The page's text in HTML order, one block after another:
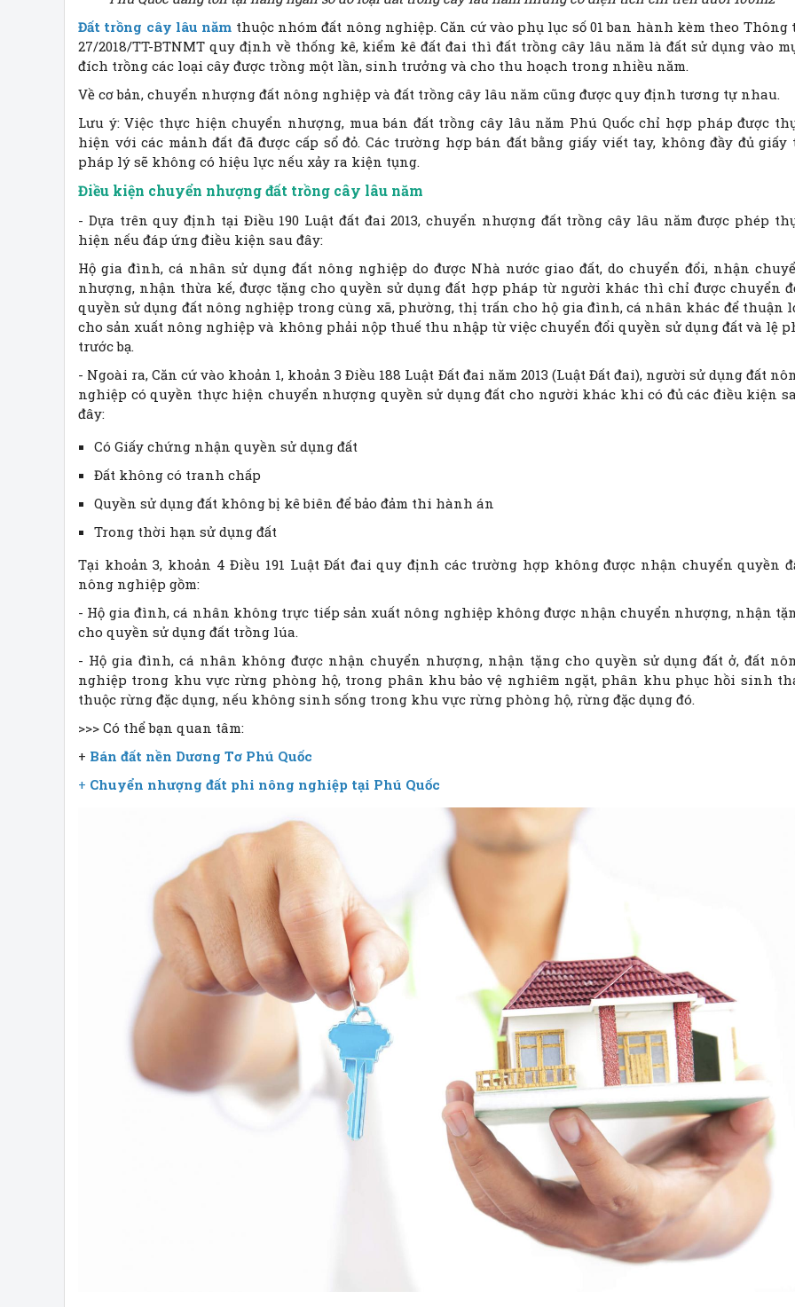
Đất trồng cây lâu năm thuộc nhóm đất nông nghiệp. Căn cứ vào phụ lục số 01 ban hành kèm theo Thông
27/2018/TT-BTNMT quy định về thống kê, kiểm kê đất đai thì đất trồng cây lâu năm là đất sử dụng vào
đích trồng các loại cây được trồng một lần, sinh trưởng và cho thu hoạch trong nhiều năm.
Về cơ bản, chuyển nhượng đất nông nghiệp và đất trồng cây lâu năm cũng được quy định tương tự nhau.
Lưu ý: Việc thực hiện chuyển nhượng, mua bán đất trồng cây lâu năm Phú Quốc chỉ hợp pháp được
hiện với các mảnh đất đã được cấp sổ đỏ. Các trường hợp bán đất bằng giấy viết tay, không đầy đủ giấy
pháp lý sẽ không có hiệu lực nếu xảy ra kiện tụng.
Điều kiện chuyển nhượng đất trồng cây lâu năm
- Dựa trên quy định tại Điều 190 Luật đất đai 2013, chuyển nhượng đất trồng cây lâu năm được phép
hiện nếu đáp ứng điều kiện sau đây:
Hộ gia đình, cá nhân sử dụng đất nông nghiệp do được Nhà nước giao đất, do chuyển đổi, nhận
nhượng, nhận thừa kế, được tặng cho quyền sử dụng đất hợp pháp từ người khác thì chỉ được chuyển
quyền sử dụng đất nông nghiệp trong cùng xã, phường, thị trấn cho hộ gia đình, cá nhân khác để thuận
cho sản xuất nông nghiệp và không phải nộp thuế thu nhập từ việc chuyển đổi quyền sử dụng đất và lệ
trước bạ.
- Ngoài ra, Căn cứ vào khoản 1, khoản 3 Điều 188 Luật Đất đai năm 2013 (Luật Đất đai), người sử dụng đất
nghiệp có quyền thực hiện chuyển nhượng quyền sử dụng đất cho người khác khi có đủ các điều kiện
đây:
Có Giấy chứng nhận quyền sử dụng đất
Đất không có tranh chấp
Quyền sử dụng đất không bị kê biên để bảo đảm thi hành án
Trong thời hạn sử dụng đất
Tại khoản 3, khoản 4 Điều 191 Luật Đất đai quy định các trường hợp không được nhận chuyển quyền
nông nghiệp gồm:
- Hộ gia đình, cá nhân không trực tiếp sản xuất nông nghiệp không được nhận chuyển nhượng, nhận
cho quyền sử dụng đất trồng lúa.
- Hộ gia đình, cá nhân không được nhận chuyển nhượng, nhận tặng cho quyền sử dụng đất ở, đất
nghiệp trong khu vực rừng phòng hộ, trong phân khu bảo vệ nghiêm ngặt, phân khu phục hồi sinh
thuộc rừng đặc dụng, nếu không sinh sống trong khu vực rừng phòng hộ, rừng đặc dụng đó.
>>> Có thể bạn quan tâm:
+ Bán đất nền Dương Tơ Phú Quốc
+ Chuyển nhượng đất phi nông nghiệp tại Phú Quốc